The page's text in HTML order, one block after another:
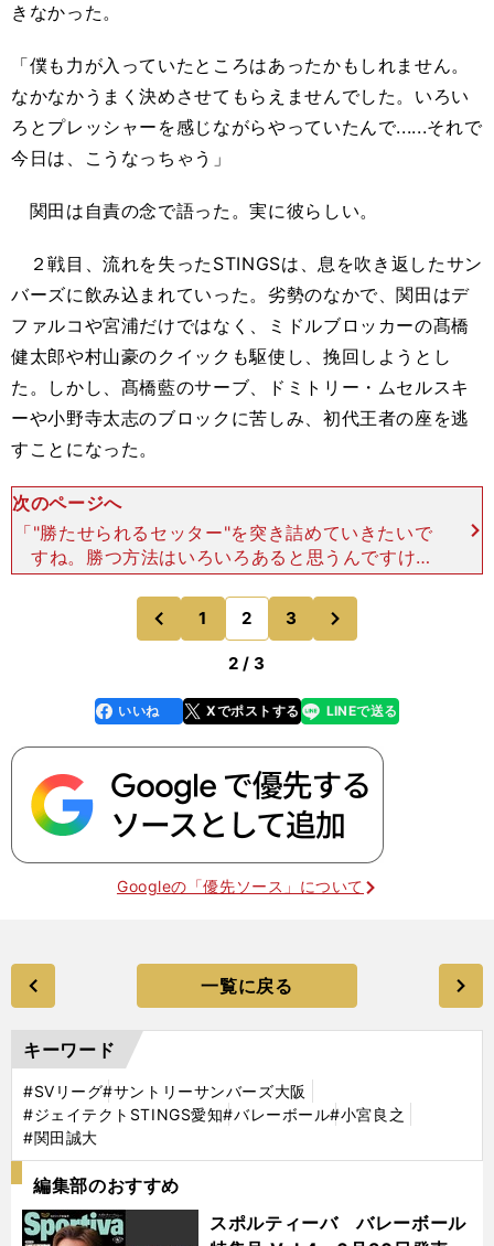
きなかった。
「僕も力が入っていたところはあったかもしれません。
なかなかうまく決めさせてもらえませんでした。いろい
ろとプレッシャーを感じながらやっていたんで......それで
今日は、こうなっちゃう」
関田は自責の念で語った。実に彼らしい。
２戦目、流れを失ったSTINGSは、息を吹き返したサン
バーズに飲み込まれていった。劣勢のなかで、関田はデ
ファルコや宮浦だけではなく、ミドルブロッカーの髙橋
健太郎や村山豪のクイックも駆使し、挽回しようとし
た。しかし、髙橋藍のサーブ、ドミトリー・ムセルスキ
ーや小野寺太志のブロックに苦しみ、初代王者の座を逃
すことになった。
次のページへ
「"勝たせられるセッター"を突き詰めていきたいで
すね。勝つ方法はいろいろあると思うんですけ
ど......」 関田はそう気持ちを吐露していた。「.外
国人ひとりに頼るのではなく、いろんな選手を使え
るの
前
のページへ
1 2 3
2 / 3
faceboo
k
いいね Xでポストする
line LINEで送る
Googleの「優先ソース」について
一覧に戻る
キーワード
#SVリーグ#サントリーサンバーズ大阪
#ジェイテクトSTINGS愛知#バレーボール#小宮良之
#関田誠大
編集部のおすすめ
スポルティーバ バレーボール